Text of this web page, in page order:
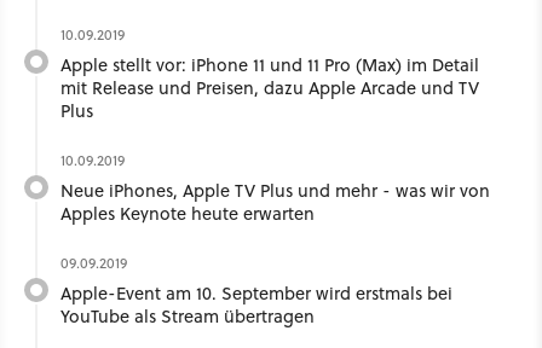
10.09.2019
Apple stellt vor: iPhone 11 und 11 Pro (Max) im Detail
mit Release und Preisen, dazu Apple Arcade und TV
Plus
10.09.2019
Neue iPhones, Apple TV Plus und mehr - was wir von
Apples Keynote heute erwarten
09.09.2019
Apple-Event am 10. September wird erstmals bei
YouTube als Stream übertragen